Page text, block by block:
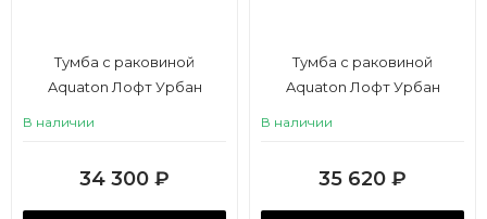
Тумба с раковиной
Aquaton Лофт Урбан
В наличии
34 300 ₽
Тумба с раковиной
Aquaton Лофт Урбан
В наличии
35 620 ₽